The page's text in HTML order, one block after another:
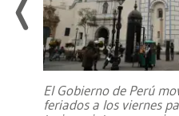
El Gobierno de Perú
feriados a los viernes